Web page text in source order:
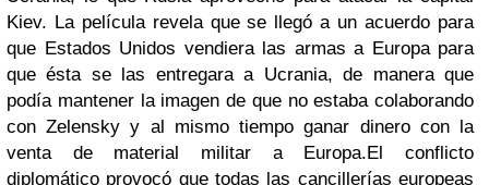
Kiev. La película revela que se llegó a un acuerdo para
que Estados Unidos vendiera las armas a Europa para
que ésta se las entregara a Ucrania, de manera que
podía mantener la imagen de que no estaba colaborando
con Zelensky y al mismo tiempo ganar dinero con la
venta de material militar a Europa.El conflicto
diplomático provocó que todas las cancillerías europeas